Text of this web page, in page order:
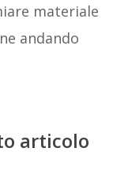
materiale
andando
articolo